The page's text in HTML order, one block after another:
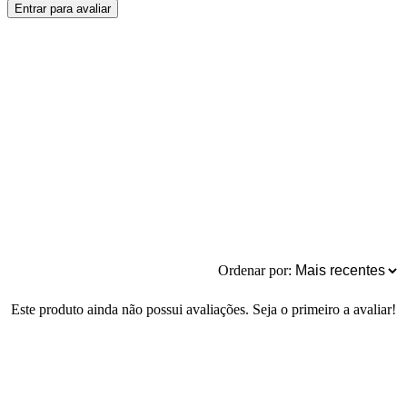
Entrar para avaliar
Ordenar por:
Este produto ainda não possui avaliações. Seja o primeiro a avaliar!